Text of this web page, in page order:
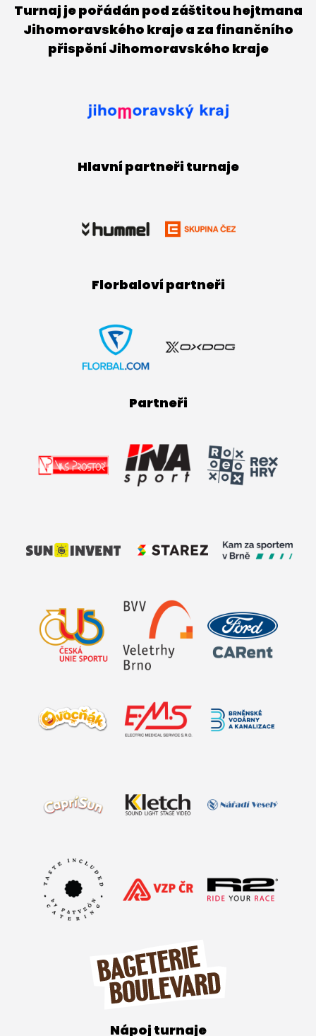
Turnaj je pořádán pod záštitou hejtmana
Jihomoravského kraje a za finančního
přispění Jihomoravského kraje
Hlavní partneři turnaje
Florbaloví partneři
Partneři
Nápoj turnaje